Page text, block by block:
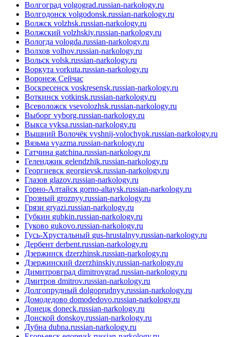
Волгоград volgograd.russian-narkology.ru
Волгодонск volgodonsk.russian-narkology.ru
Волжск volzhsk.russian-narkology.ru
Волжский volzhskiy.russian-narkology.ru
Вологда vologda.russian-narkology.ru
Волхов volhov.russian-narkology.ru
Вольск volsk.russian-narkology.ru
Воркута vorkuta.russian-narkology.ru
Воронеж Сейчас
Воскресенск voskresensk.russian-narkology.ru
Воткинск votkinsk.russian-narkology.ru
Всеволожск vsevolozhsk.russian-narkology.ru
Выборг vyborg.russian-narkology.ru
Выкса vyksa.russian-narkology.ru
Вышний Волочёк vyshnij-volochyok.russian-narkology.ru
Вязьма vyazma.russian-narkology.ru
Гатчина gatchina.russian-narkology.ru
Геленджик gelendzhik.russian-narkology.ru
Георгиевск georgievsk.russian-narkology.ru
Глазов glazov.russian-narkology.ru
Горно-Алтайск gorno-altaysk.russian-narkology.ru
Грозный groznyy.russian-narkology.ru
Грязи gryazi.russian-narkology.ru
Губкин gubkin.russian-narkology.ru
Гуково gukovo.russian-narkology.ru
Гусь-Хрустальный gus-hrustalnyy.russian-narkology.ru
Дербент derbent.russian-narkology.ru
Дзержинск dzerzhinsk.russian-narkology.ru
Дзержинский dzerzhinskiy.russian-narkology.ru
Димитровград dimitrovgrad.russian-narkology.ru
Дмитров dmitrov.russian-narkology.ru
Долгопрудный dolgoprudnyy.russian-narkology.ru
Домодедово domodedovo.russian-narkology.ru
Донецк doneck.russian-narkology.ru
Донской donskoy.russian-narkology.ru
Дубна dubna.russian-narkology.ru